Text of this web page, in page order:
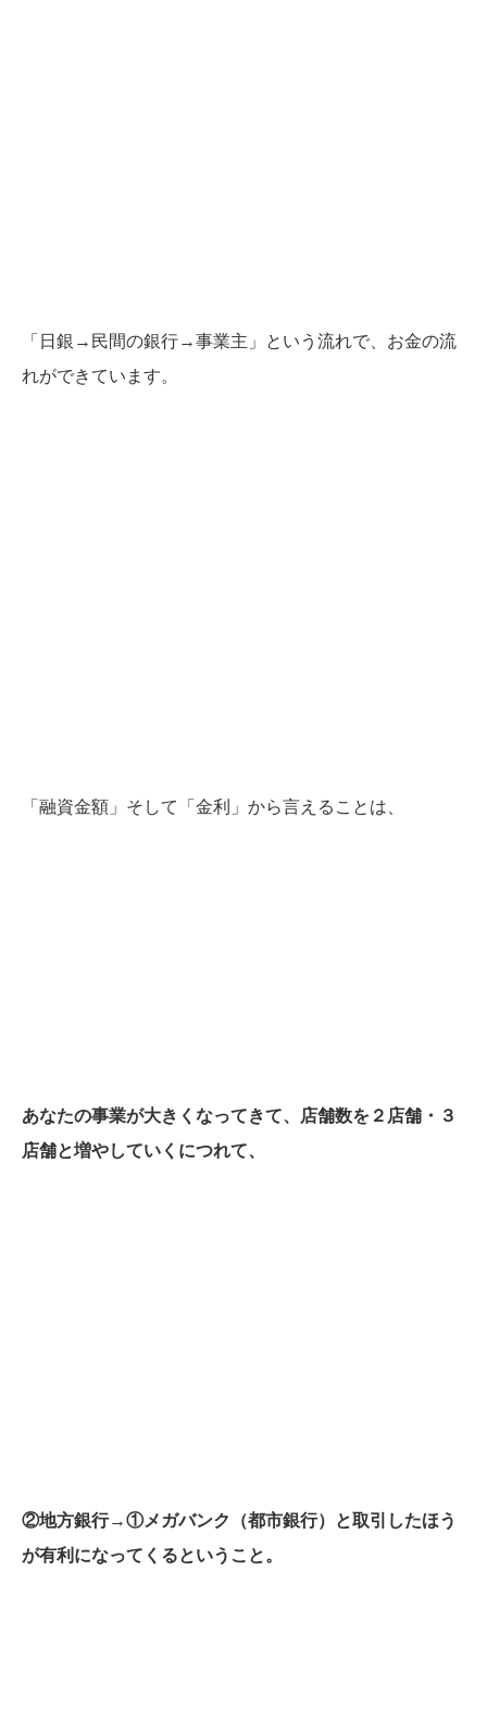
「日銀→民間の銀行→事業主」という流れで、お金の流
れができています。
「融資金額」そして「金利」から言えることは、
あなたの事業が大きくなってきて、店舗数を２店舗・３
店舗と増やしていくにつれて、
②地方銀行→①メガバンク（都市銀行）と取引したほう
が有利になってくるということ。